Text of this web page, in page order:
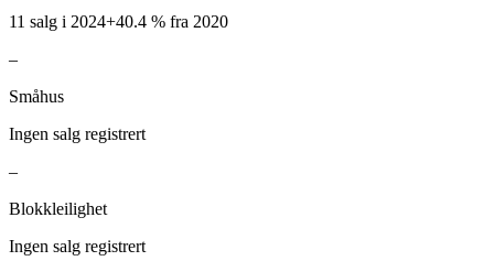
11 salg i 2024+40.4 % fra 2020
–
Småhus
Ingen salg registrert
–
Blokkleilighet
Ingen salg registrert